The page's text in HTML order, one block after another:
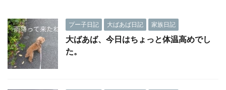
プー子日記 大ばあば日記 家族日記
大ばあば、今日はちょっと体温高めでし
た。